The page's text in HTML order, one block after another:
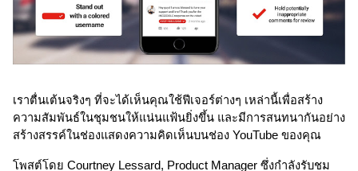
เราตื่นเต้นจริงๆ ที่จะได้เห็นคุณใช้ฟีเจอร์ต่างๆ เหล่านี้เพื่อสร้าง
ความสัมพันธ์ในชุมชนให้แน่นแฟ้นยิ่งขึ้น และมีการสนทนากันอย่าง
สร้างสรรค์ในช่องแสดงความคิดเห็นบนช่อง YouTube ของคุณ
โพสต์โดย Courtney Lessard, Product Manager ซึ่งกำลังรับชม